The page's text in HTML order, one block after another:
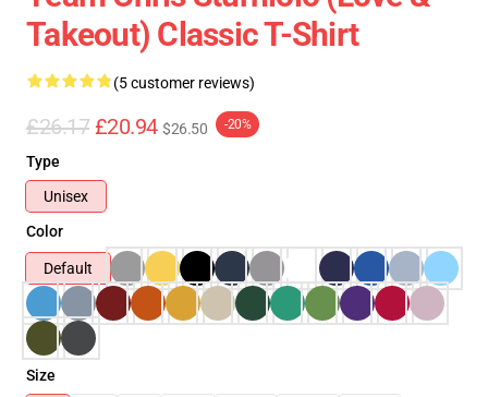
Takeout) Classic T-Shirt
(5 customer reviews)
£26.17 £20.94 $26.50 -20%
Type
Unisex
Color
Default
Size